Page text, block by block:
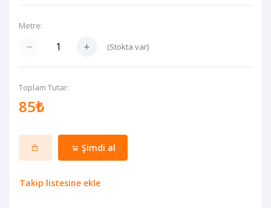
Metre:
(Stokta var)
Toplam Tutar:
85₺
Şimdi al
Takip listesine ekle